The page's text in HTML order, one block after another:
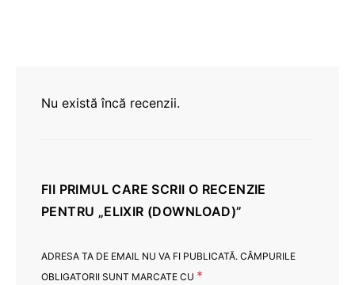
Nu există încă recenzii.
FII PRIMUL CARE SCRII O RECENZIE
PENTRU „ELIXIR (DOWNLOAD)”
ADRESA TA DE EMAIL NU VA FI PUBLICATĂ. CÂMPURILE
OBLIGATORII SUNT MARCATE CU *